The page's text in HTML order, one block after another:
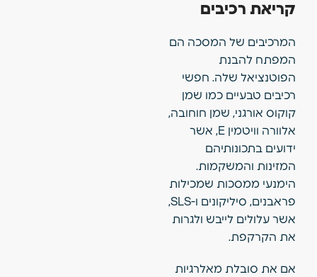
קריאת רכיבים
המרכיבים של המסכה הם
המפתח להבנת
הפוטנציאל שלה. חפשי
רכיבים טבעיים כמו שמן
קוקוס אורגני, שמן חוחובה,
אלוורה וויטמין E, אשר
ידועים בתכונותיהם
המזינות והמשקמות.
הימנעי ממסכות שמכילות
פראבנים, סיליקונים ו-SLS,
אשר עלולים לייבש ולגרות
את הקרקפת.
אם את סובלת מאלרגיות